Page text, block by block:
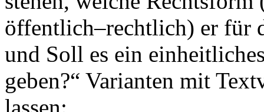
öffentlich–rechtlich) er für
und Soll es ein
geben?“ Varianten mit
lassen: